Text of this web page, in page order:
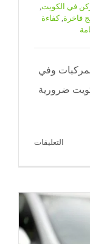
في الكويت
فاخرة ,كفاءة
وفي
ضرورية
التعليقات
في
الكويت